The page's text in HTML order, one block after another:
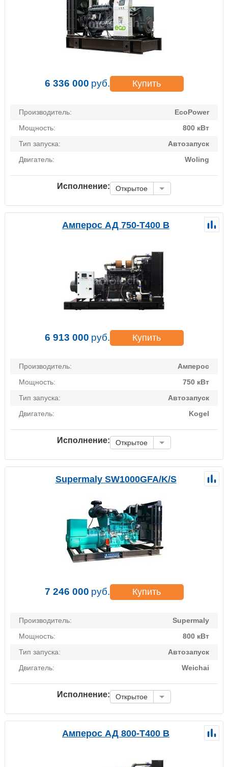
6 336 000 руб. Купить
Производитель:
EcoPower
Мощность:
800 кВт
Тип запуска:
Автозапуск
Двигатель:
Woling
Исполнение: Открытое
Амперос АД 750-Т400 B
6 913 000 руб. Купить
Производитель:
Амперос
Мощность:
750 кВт
Тип запуска:
Автозапуск
Двигатель:
Kogel
Исполнение: Открытое
Supermaly SW1000GFA/K/S
7 246 000 руб. Купить
Производитель:
Supermaly
Мощность:
800 кВт
Тип запуска:
Автозапуск
Двигатель:
Weichai
Исполнение: Открытое
Амперос АД 800-Т400 B